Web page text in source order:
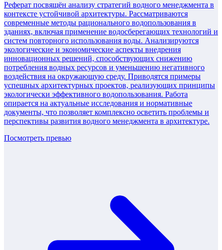
Реферат посвящён анализу стратегий водного менеджмента в
контексте устойчивой архитектуры. Рассматриваются
современные методы рационального водопользования в
зданиях, включая применение водосберегающих технологий и
систем повторного использования воды. Анализируются
экологические и экономические аспекты внедрения
инновационных решений, способствующих снижению
потребления водных ресурсов и уменьшению негативного
воздействия на окружающую среду. Приводятся примеры
успешных архитектурных проектов, реализующих принципы
экологически эффективного водопользования. Работа
опирается на актуальные исследования и нормативные
документы, что позволяет комплексно осветить проблемы и
перспективы развития водного менеджмента в архитектуре.
Посмотреть превью